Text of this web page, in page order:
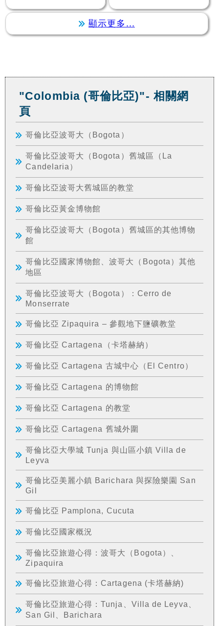
顯示更多...
"Colombia (哥倫比亞)"- 相關網
頁
哥倫比亞波哥大（Bogota）
哥倫比亞波哥大（Bogota）舊城區（La
Candelaria）
哥倫比亞波哥大舊城區的教堂
哥倫比亞黃金博物館
哥倫比亞波哥大（Bogota）舊城區的其他博物
館
哥倫比亞國家博物館、波哥大（Bogota）其他
地區
哥倫比亞波哥大（Bogota）：Cerro de
Monserrate
哥倫比亞 Zipaquira – 參觀地下鹽礦教堂
哥倫比亞 Cartagena（卡塔赫納）
哥倫比亞 Cartagena 古城中心（El Centro）
哥倫比亞 Cartagena 的博物館
哥倫比亞 Cartagena 的教堂
哥倫比亞 Cartagena 舊城外圍
哥倫比亞大學城 Tunja 與山區小鎮 Villa de
Leyva
哥倫比亞美麗小鎮 Barichara 與探險樂園 San
Gil
哥倫比亞 Pamplona, Cucuta
哥倫比亞國家概況
哥倫比亞旅遊心得：波哥大（Bogota）、
Zipaquira
哥倫比亞旅遊心得：Cartagena (卡塔赫納)
哥倫比亞旅遊心得：Tunja、Villa de Leyva、
San Gil、Barichara